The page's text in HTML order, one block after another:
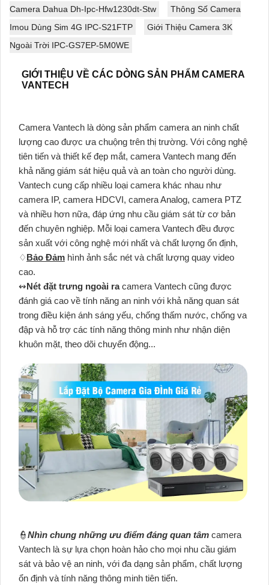
Camera Dahua Dh-Ipc-Hfw1230dt-Stw
Thông Số Camera
Imou Dùng Sim 4G IPC-S21FTP
Giới Thiệu Camera 3K
Ngoài Trời IPC-GS7EP-5M0WE
GIỚI THIỆU VỀ CÁC DÒNG SẢN PHẨM CAMERA
VANTECH
Camera Vantech là dòng sản phẩm camera an ninh chất
lượng cao được ưa chuộng trên thị trường. Với công nghệ
tiên tiến và thiết kế đẹp mắt, camera Vantech mang đến
khả năng giám sát hiệu quả và an toàn cho người dùng.
Vantech cung cấp nhiều loại camera khác nhau như
camera IP, camera HDCVI, camera Analog, camera PTZ
và nhiều hơn nữa, đáp ứng nhu cầu giám sát từ cơ bản
đến chuyên nghiệp. Mỗi loại camera Vantech đều được
sản xuất với công nghệ mới nhất và chất lượng ổn định,
♢Bảo Đảm hình ảnh sắc nét và chất lượng quay video
cao.
↭Nét đặt trưng ngoài racamera Vantech cũng được
đánh giá cao về tính năng an ninh với khả năng quan sát
trong điều kiện ánh sáng yếu, chống thấm nước, chống va
đập và hỗ trợ các tính năng thông minh như nhận diện
khuôn mặt, theo dõi chuyển động...
👮Nhìn chung những ưu điểm đáng quan tâm camera
Vantech là sự lựa chọn hoàn hảo cho mọi nhu cầu giám
sát và bảo vệ an ninh, với đa dạng sản phẩm, chất lượng
ổn định và tính năng thông minh tiên tiến.